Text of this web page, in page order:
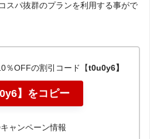
スパ抜群のプランを利用する事がで
％OFFの割引コード【t0u0y6】
】をコピー